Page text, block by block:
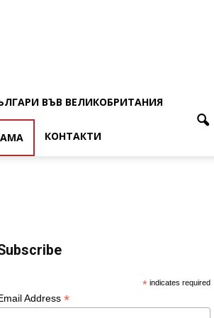
ВЪВ ВЕЛИКОБРИТАНИЯ
КОНТАКТИ
* indicates required
Address *